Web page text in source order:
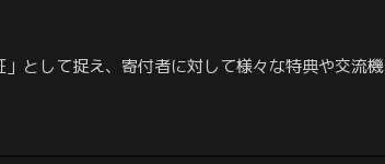
として捉え、寄付者に対して様々な特典や交流機